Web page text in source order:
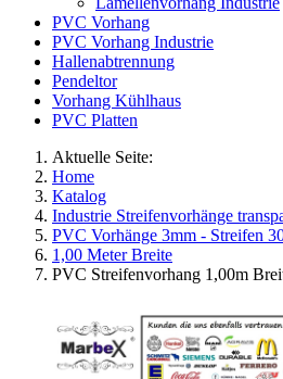
PVC Vorhang
PVC Vorhang Industrie
Hallenabtrennung
Pendeltor
Vorhang Kühlhaus
PVC Platten
Aktuelle Seite:
Home
Katalog
Industrie Streifenvorhänge
PVC Vorhänge 3mm - Streifen
1,00 Meter Breite
PVC Streifenvorhang 1,00m